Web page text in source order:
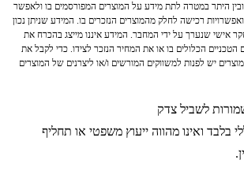
היתר במטרה לתת מידע על המוצרים המפורסמים בו ולאפשר
רכישה לחלק מהמוצרים הנזכרים בו. המידע שניתן נכון
אישי שנערך על ידי המחבר. המידע איננו מייצג בהכרח את
הכלולים בו או את המחיר הנזכר לצידו. כדי לקבל את
יש לפנות למשווקים המורשים ו/או ליצרנים של המוצרים
בלבד ואינו מהווה ייעוץ משפטי או תחליף